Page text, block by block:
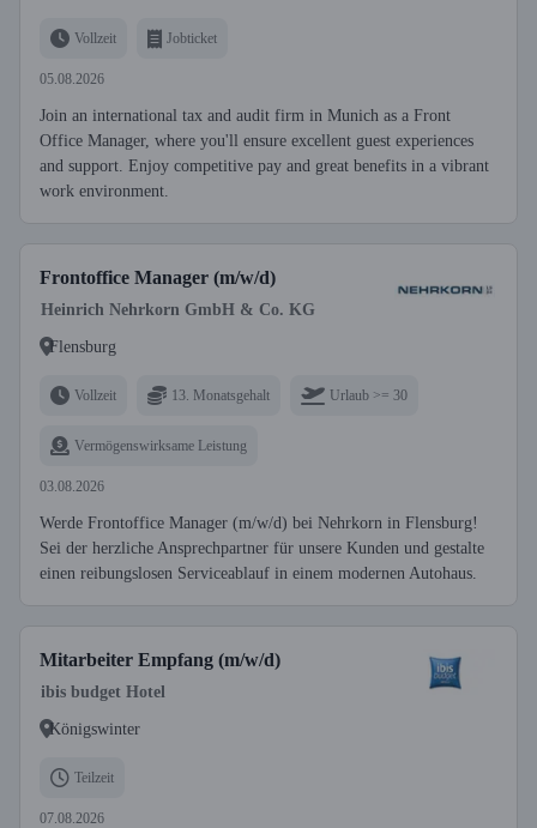
Vollzeit Jobticket
05.08.2026
Join an international tax and audit firm in Munich as a Front
Office Manager, where you'll ensure excellent guest experiences
and support. Enjoy competitive pay and great benefits in a vibrant
work environment.
Frontoffice Manager (m/w/d)
Heinrich Nehrkorn GmbH & Co. KG
Flensburg
Vollzeit 13. Monatsgehalt Urlaub >= 30
Vermögenswirksame Leistung
03.08.2026
Werde Frontoffice Manager (m/w/d) bei Nehrkorn in Flensburg!
Sei der herzliche Ansprechpartner für unsere Kunden und gestalte
einen reibungslosen Serviceablauf in einem modernen Autohaus.
Mitarbeiter Empfang (m/w/d)
ibis budget Hotel
Königswinter
Teilzeit
07.08.2026